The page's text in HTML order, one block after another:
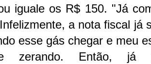
iguale os R$ 150. "Já
a nota fiscal já
esse gás chegar e meu
zerando. Então, já